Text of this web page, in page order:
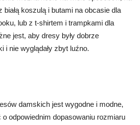
białą koszulą i butami na obcasie dla
lub z t-shirtem i trampkami dla
jest, aby dresy były dobrze
i nie wyglądały zbyt luźno.
damskich jest wygodne i modne,
odpowiednim dopasowaniu rozmiaru